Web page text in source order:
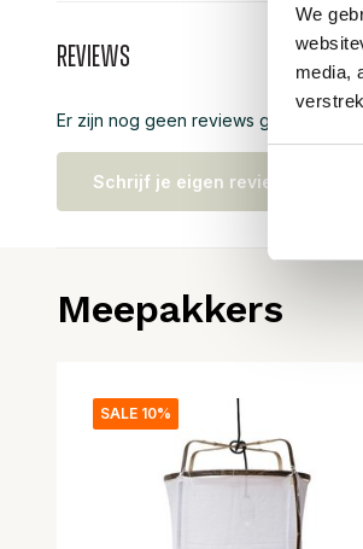
We
media,
Reviews
Er zijn nog geen reviews geschreven
Schrijf je eigen review
Meepakkers
SALE 10%